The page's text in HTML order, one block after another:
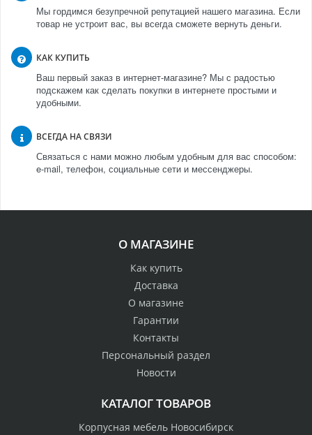
Мы гордимся безупречной репутацией нашего магазина. Если
товар не устроит вас, вы всегда сможете вернуть деньги.
КАК КУПИТЬ
Ваш первый заказ в интернет-магазине? Мы с радостью
подскажем как сделать покупки в интернете простыми и
удобными.
ВСЕГДА НА СВЯЗИ
Связаться с нами можно любым удобным для вас способом:
e-mail, телефон, социальные сети и мессенджеры.
О МАГАЗИНЕ
Как купить
Доставка
О магазине
Гарантии
Контакты
Персональный раздел
Новости
КАТАЛОГ ТОВАРОВ
Корпусная мебель Новосибирск